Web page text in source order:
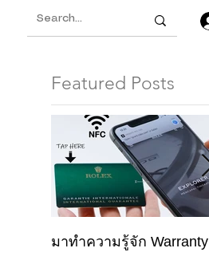
Featured Posts
มาทำความรู้จัก Warranty